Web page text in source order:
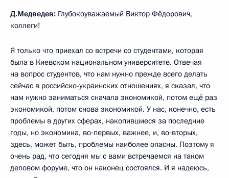
Д.Медведев: Глубокоуважаемый Виктор Фёдорович,
коллеги!
Я только что приехал со встречи со студентами, которая
была в Киевском национальном университете. Отвечая
на вопрос студентов, что нам нужно прежде всего делать
сейчас в российско-украинских отношениях, я сказал, что
нам нужно заниматься сначала экономикой, потом ещё раз
экономикой, потом снова экономикой. У нас, конечно, есть
проблемы в других сферах, накопившиеся за последние
годы, но экономика, во‑первых, важнее, и, во‑вторых,
здесь, может быть, проблемы наиболее опасны. Поэтому я
очень рад, что сегодня мы с вами встречаемся на таком
деловом форуме, что он наконец состоялся. И я надеюсь,